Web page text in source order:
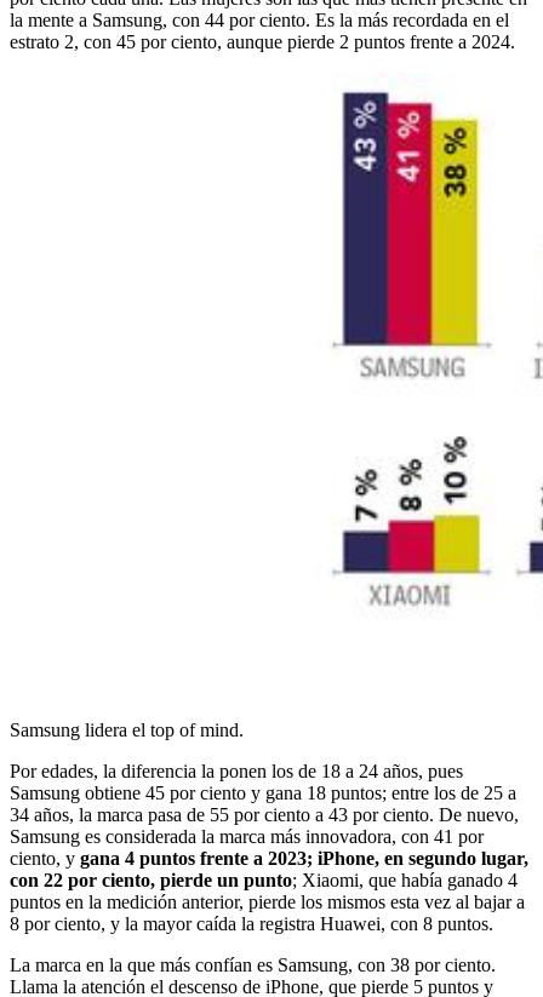
la mente a Samsung, con 44 por ciento. Es la más recordada en el
estrato 2, con 45 por ciento, aunque pierde 2 puntos frente a 2024.
Samsung lidera el top of mind.
Por edades, la diferencia la ponen los de 18 a 24 años, pues
Samsung obtiene 45 por ciento y gana 18 puntos; entre los de 25 a
34 años, la marca pasa de 55 por ciento a 43 por ciento. De nuevo,
Samsung es considerada la marca más innovadora, con 41 por
ciento, y gana 4 puntos frente a 2023; iPhone, en segundo lugar,
con 22 por ciento, pierde un punto; Xiaomi, que había ganado 4
puntos en la medición anterior, pierde los mismos esta vez al bajar a
8 por ciento, y la mayor caída la registra Huawei, con 8 puntos.
La marca en la que más confían es Samsung, con 38 por ciento.
Llama la atención el descenso de iPhone, que pierde 5 puntos y